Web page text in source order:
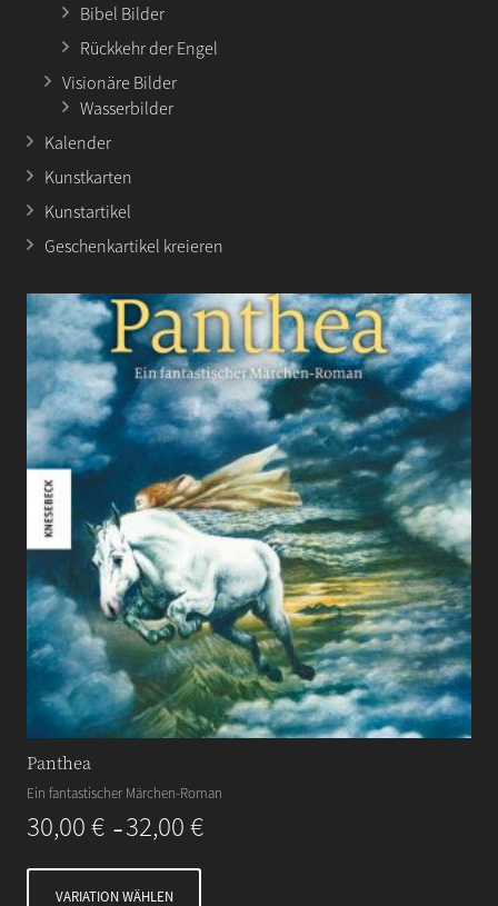
Bibel Bilder
Rückkehr der Engel
Visionäre Bilder
Wasserbilder
Kalender
Kunstkarten
Kunstartikel
Geschenkartikel kreieren
Panthea
Ein fantastischer Märchen-Roman
30,00€ – 32,00€
VARIATION WÄHLEN